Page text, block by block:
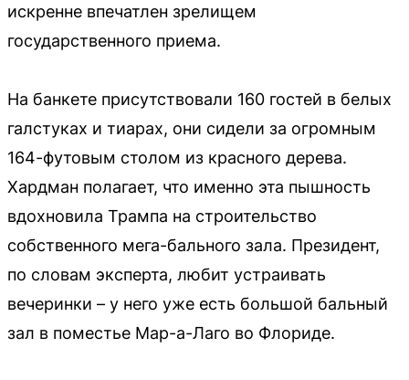
искренне впечатлен зрелищем
государственного приема.
На банкете присутствовали 160 гостей в белых
галстуках и тиарах, они сидели за огромным
164-футовым столом из красного дерева.
Хардман полагает, что именно эта пышность
вдохновила Трампа на строительство
собственного мега-бального зала. Президент,
по словам эксперта, любит устраивать
вечеринки – у него уже есть большой бальный
зал в поместье Мар-а-Лаго во Флориде.